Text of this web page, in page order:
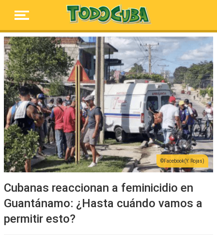
Facebook(Y. Rojas)
Cubanas reaccionan a feminicidio en
Guantánamo: ¿Hasta cuándo vamos a
permitir esto?